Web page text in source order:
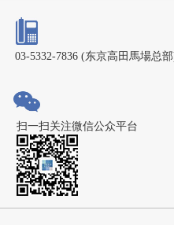
03-5332-7836 (东京高田馬場总
扫一扫关注微信公众平台